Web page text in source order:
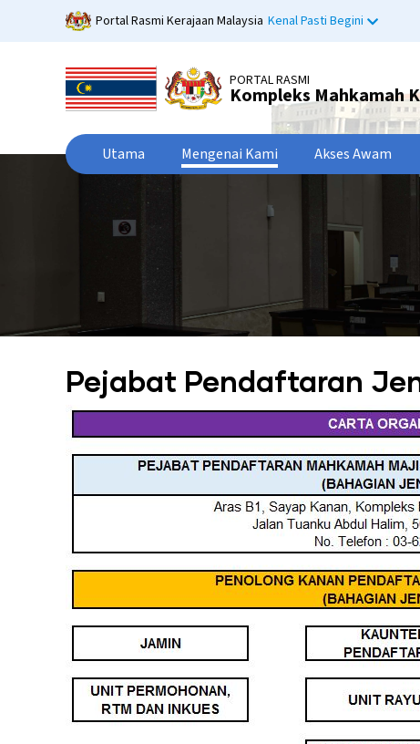
Portal Rasmi Kerajaan Malaysia Kenal Pasti Begini
PORTAL RASMI
Kompleks Mahkamah
Utama Mengenai Kami Akses Awam
Pejabat Pendaftaran